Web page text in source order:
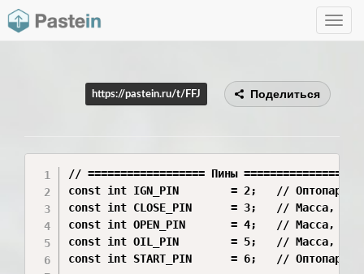
Toggle
https://pastein.ru/t/FFJ Поделиться
// ================== Пины ==================
const int IGN_PIN        = 2;   // Оптопара
const int CLOSE_PIN      = 3;   // Масса, LOW
const int OPEN_PIN       = 4;   // Масса, LOW
const int OIL_PIN        = 5;   // Масса, LOW
const int START_PIN      = 6;   // Оптопара